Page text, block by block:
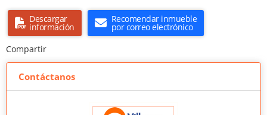
Descargar
información
Recomendar inmueble
por correo electrónico
Compartir
Contáctanos